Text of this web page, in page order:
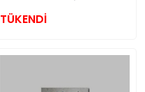
TEZHİP / MİNYATÜR / ÇİNİ
TÜKENDİ